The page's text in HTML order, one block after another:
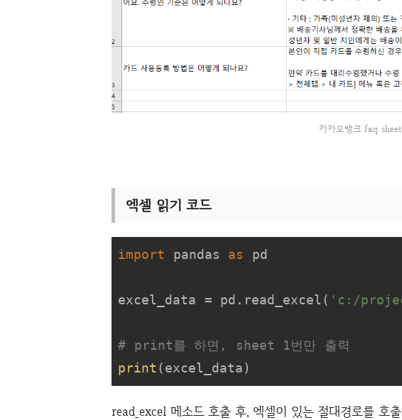
카카오뱅크 faq sheet
엑셀 읽기 코드
import pandas as pd
excel_data = pd.read_excel( 'c:/
# print를 하면, sheet 1번만 출력
print (excel_data)
read_excel 메소드 호출 후, 엑셀이 있는 절대경로를 호